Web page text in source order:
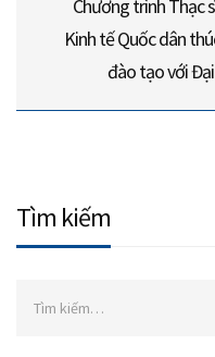
Chương trình Thạc
Kinh tế Quốc dân
đào tạo với
Tìm kiếm